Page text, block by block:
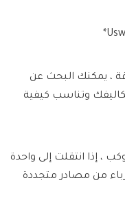
، يمكنك البحث عن
وتناسب كيفية
، إذا انتقلت إلى واحدة
من مصادر متجددة